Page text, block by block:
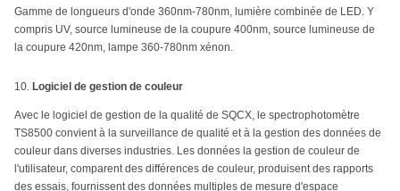
Gamme de longueurs d'onde 360nm-780nm, lumière combinée de LED. Y
compris UV, source lumineuse de la coupure 400nm, source lumineuse de
la coupure 420nm, lampe 360-780nm xénon.
10. Logiciel de gestion de couleur
Avec le logiciel de gestion de la qualité de SQCX, le spectrophotomètre
TS8500 convient à la surveillance de qualité et à la gestion des données de
couleur dans diverses industries. Les données la gestion de couleur de
l'utilisateur, comparent des différences de couleur, produisent des rapports
des essais, fournissent des données multiples de mesure d'espace